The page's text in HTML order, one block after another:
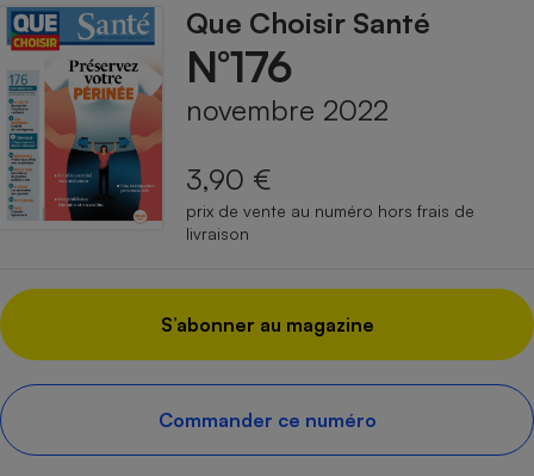
Que Choisir Santé
N°176
novembre 2022
3,90 €
prix de vente au numéro hors frais de
livraison
S’abonner au magazine
Commander ce numéro